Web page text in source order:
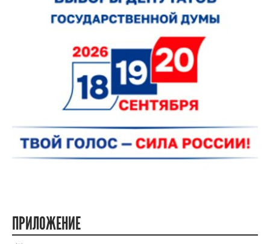
ПРИЛОЖЕНИЕ